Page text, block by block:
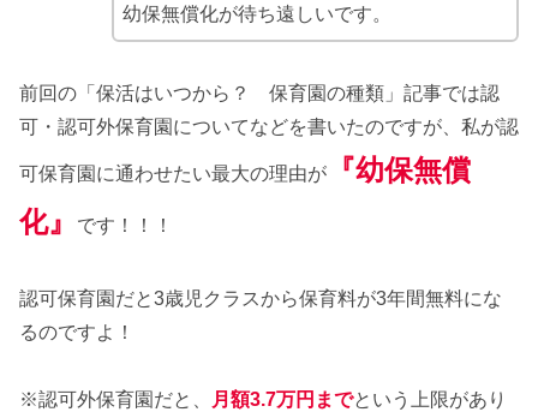
幼保無償化が待ち遠しいです。
前回の「保活はいつから？ 保育園の種類」記事では認
可・認可外保育園についてなどを書いたのですが、私が認
可保育園に通わせたい最大の理由が
『幼保無償
化』
です！！！
認可保育園だと3歳児クラスから保育料が3年間無料にな
るのですよ！
※認可外保育園だと、 月額3.7万円までという上限があり